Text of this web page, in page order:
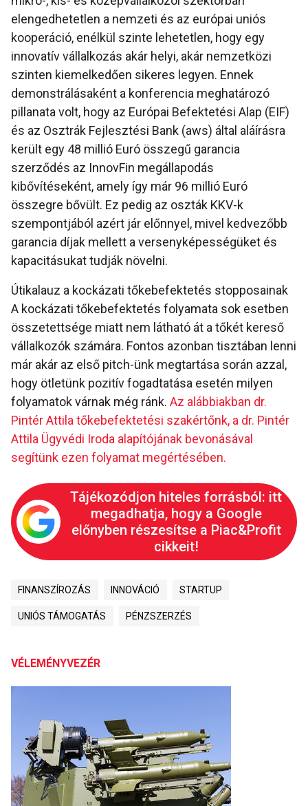
elengedhetetlen a nemzeti és az európai uniós
kooperáció, enélkül szinte lehetetlen, hogy egy
innovatív vállalkozás akár helyi, akár nemzetközi
szinten kiemelkedően sikeres legyen. Ennek
demonstrálásaként a konferencia meghatározó
pillanata volt, hogy az Európai Befektetési Alap (EIF)
és az Osztrák Fejlesztési Bank (aws) által aláírásra
került egy 48 millió Euró összegű garancia
szerződés az InnovFin megállapodás
kibővítéseként, amely így már 96 millió Euró
összegre bővült. Ez pedig az oszták KKV-k
szempontjából azért jár előnnyel, mivel kedvezőbb
garancia díjak mellett a versenyképességüket és
kapacitásukat tudják növelni.
Útikalauz a kockázati tőkebefektetés stopposainak
A kockázati tőkebefektetés folyamata sok esetben
összetettsége miatt nem látható át a tőkét kereső
vállalkozók számára. Fontos azonban tisztában lenni
már akár az első pitch-ünk megtartása során azzal,
hogy ötletünk pozitív fogadtatása esetén milyen
folyamatok várnak még ránk. Az alábbiakban dr.
Pintér Attila tőkebefektetési szakértőnk, a dr. Pintér
Attila Ügyvédi Iroda alapítójának bevonásával
segítünk ezen folyamat megértésében.
Tájékozódjon hiteles forrásból: itt
megadhatja, hogy a Google
előnyben részesítse a Piac&Profit
cikkeit!
FINANSZÍROZÁS INNOVÁCIÓ STARTUP
UNIÓS TÁMOGATÁS PÉNZSZERZÉS
VÉLEMÉNYVEZÉR